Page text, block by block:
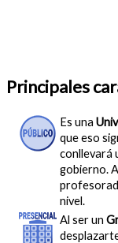
Principales
Es una
que eso
conllevará
gobierno.
nivel.
Al ser un